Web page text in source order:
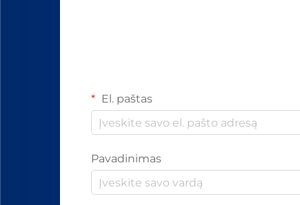
El. paštas
Pavadinimas